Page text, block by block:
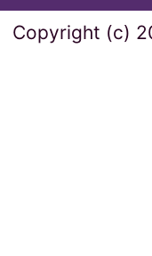
Copyright (c)